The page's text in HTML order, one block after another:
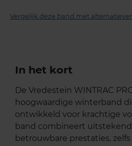
Vergelijk deze band met
In het kort
De Vredestein WINTRAC
hoogwaardige winterband
ontwikkeld voor krachtige
band combineert
betrouwbare prestaties,